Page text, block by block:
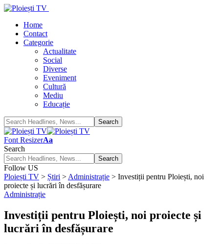
Home
Contact
Categorie
Actualitate
Social
Diverse
Eveniment
Cultură
Mediu
Educație
Font ResizerAa
Search
Follow US
Ploiești TV > Știri > Administrație > Investiții pentru Ploiești, noi
proiecte și lucrări în desfășurare
Administrație
Investiții pentru Ploiești, noi proiecte și
lucrări în desfășurare